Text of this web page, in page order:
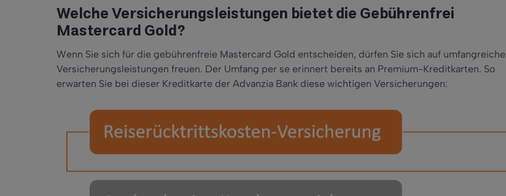
Welche Versicherungsleistungen bietet die Gebührenfrei
Mastercard Gold?
Wenn Sie sich für die gebührenfreie Mastercard Gold entscheiden, dürfen Sie sich auf umfangreiche
Versicherungsleistungen freuen. Der Umfang per se erinnert bereits an Premium-Kreditkarten. So
erwarten Sie bei dieser Kreditkarte der Advanzia Bank diese wichtigen Versicherungen: